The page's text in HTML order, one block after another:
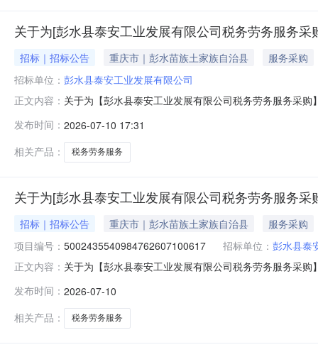
关于为[彭水县泰安工业发展有限公司税务劳务服务
招标｜招标公告 重庆市｜彭水苗族土家族自治县
服务采购
招标单位： 彭水县泰安工业发展有限公司
正文内容： 关于为【彭水县泰安工业发展有限公司税务劳务服务采
暂无评价项目成功率：84.87%投资审批项目否项目规模
发布时间： 2026-07-10 17:31
相关产品：
税务劳务服务
关于为[彭水县泰安工业发展有限公司税务劳务服务
招标｜招标公告 重庆市｜彭水苗族土家族自治县
服务采购
项目编号： 5002435540984762607100617 招标单位： 彭水县泰
正文内容： 关于为【彭水县泰安工业发展有限公司税务劳务服务采
（65,000.00元）是否破产业务服务项目采购否所需中介
公司按县税务
发布时间： 2026-07-10
相关产品：
税务劳务服务